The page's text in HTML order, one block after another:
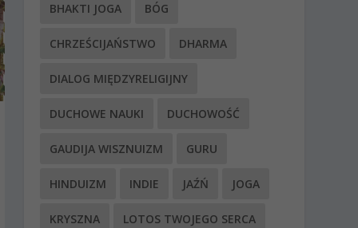
BHAKTI JOGA BÓG
CHRZEŚCIJAŃSTWO DHARMA
DIALOG MIĘDZYRELIGIJNY
DUCHOWE NAUKI DUCHOWOŚĆ
GAUDIJA WISZNUIZM GURU
HINDUIZM INDIE JAŹŃ JOGA
KRYSZNA LOTOS TWOJEGO SERCA